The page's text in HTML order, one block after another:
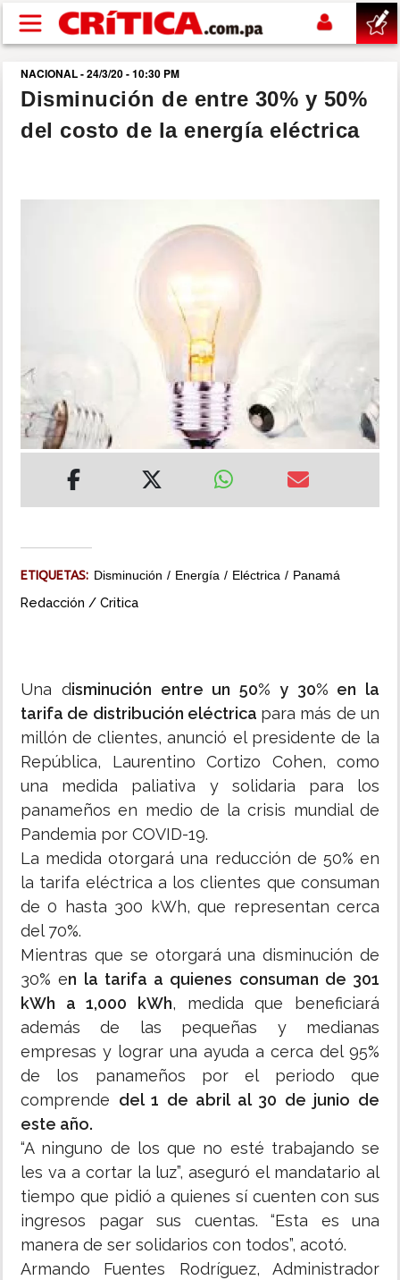
Pasar al contenido principal
buscar
SUCESOS
MUNDO
INSÓLITAS
MULTIMEDIA
NACIONAL - 24/3/20 - 10:30 PM
Disminución de entre 30% y 50%
del costo de la energía eléctrica
ETIQUETAS: Disminución Energía Eléctrica Panamá
Redacción / Critica
Una disminución entre un 50% y 30% en la
tarifa de distribución eléctrica para más de un
millón de clientes, anunció el presidente de la
República, Laurentino Cortizo Cohen, como
una medida paliativa y solidaria para los
panameños en medio de la crisis mundial de
Pandemia por COVID-19.
La medida otorgará una reducción de 50% en
la tarifa eléctrica a los clientes que consuman
de 0 hasta 300 kWh, que representan cerca
del 70%.
Mientras que se otorgará una disminución de
30% en la tarifa a quienes consuman de 301
kWh a 1,000 kWh, medida que beneficiará
además de las pequeñas y medianas
empresas y lograr una ayuda a cerca del 95%
de los panameños por el periodo que
comprende del 1 de abril al 30 de junio de
este año.
“A ninguno de los que no esté trabajando se
les va a cortar la luz”, aseguró el mandatario al
tiempo que pidió a quienes sí cuenten con sus
ingresos pagar sus cuentas. “Esta es una
manera de ser solidarios con todos”, acotó.
Armando Fuentes Rodríguez, Administrador